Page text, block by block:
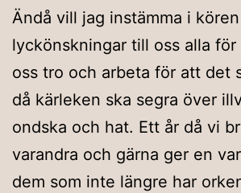
Ändå vill jag instämma i
lyckönskningar till oss alla
oss tro och arbeta för att det
då kärleken ska segra över
ondska och hat. Ett år då vi
varandra och gärna ger en
dem som inte längre har